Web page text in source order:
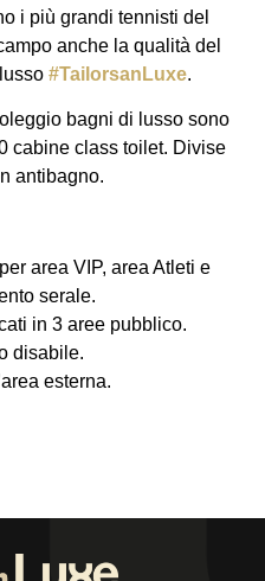
i più grandi tennisti del
anche la qualità del
‪#‎TailorsanLuxe‬.
bagni di lusso sono
cabine class toilet. Divise
antibagno.
area VIP, area Atleti e
serale.
in 3 aree pubblico.
disabile.
esterna.